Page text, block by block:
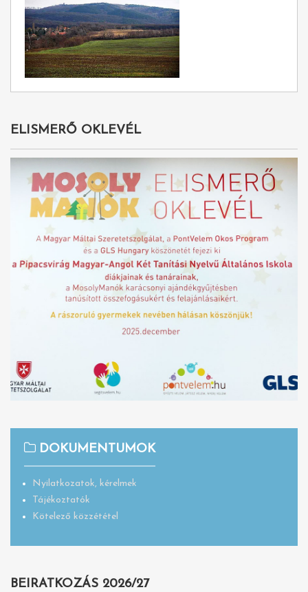
ELISMERŐ OKLEVÉL
DOKUMENTUMOK
Nyilatkozatok, kérelmek
Tájékoztatók
Kötelező közzététel
BEIRATKOZÁS 2026/27